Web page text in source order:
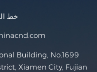
خط
Xiamen City, Fujian